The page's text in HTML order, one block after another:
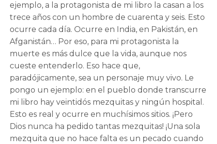
ejemplo, a la protagonista de mi libro la casan a los
trece años con un hombre de cuarenta y seis. Esto
ocurre cada día. Ocurre en India, en Pakistán, en
Afganistán… Por eso, para mi protagonista la
muerte es más dulce que la vida, aunque nos
cueste entenderlo. Eso hace que,
paradójicamente, sea un personaje muy vivo. Le
pongo un ejemplo: en el pueblo donde transcurre
mi libro hay veintidós mezquitas y ningún hospital.
Esto es real y ocurre en muchísimos sitios. ¡Pero
Dios nunca ha pedido tantas mezquitas! ¡Una sola
mezquita que no hace falta es un pecado cuando